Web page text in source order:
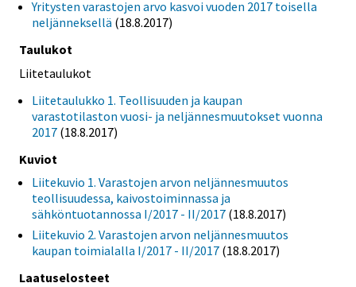
Yritysten varastojen arvo kasvoi vuoden 2017 toisella
neljänneksellä (18.8.2017)
Taulukot
Liitetaulukot
Liitetaulukko 1. Teollisuuden ja kaupan
varastotilaston vuosi- ja neljännesmuutokset vuonna
2017 (18.8.2017)
Kuviot
Liitekuvio 1. Varastojen arvon neljännesmuutos
teollisuudessa, kaivostoiminnassa ja
sähköntuotannossa I/2017 - II/2017 (18.8.2017)
Liitekuvio 2. Varastojen arvon neljännesmuutos
kaupan toimialalla I/2017 - II/2017 (18.8.2017)
Laatuselosteet